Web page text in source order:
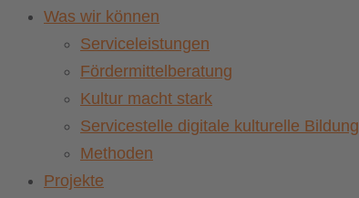
Was wir können
Serviceleistungen
Fördermittelberatung
Kultur macht stark
Servicestelle digitale kulturelle Bildung
Methoden
Projekte